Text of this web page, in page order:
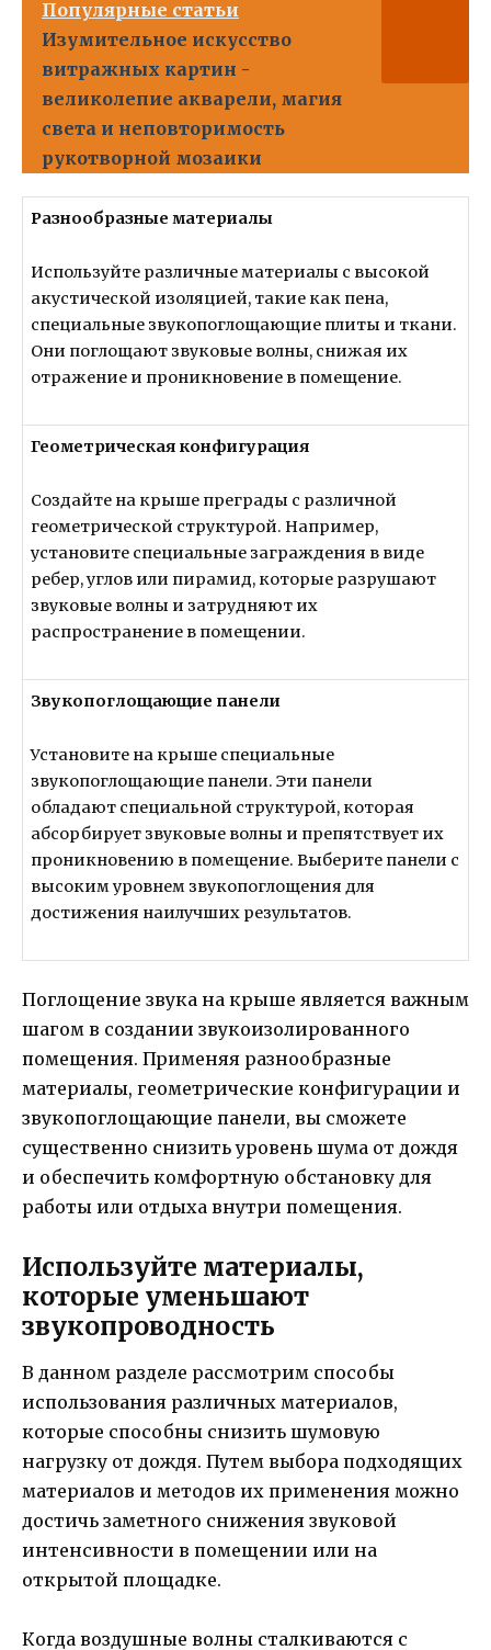
Популярные статьи
Изумительное искусство
витражных картин -
великолепие акварели, магия
света и неповторимость
рукотворной мозаики
Разнообразные материалы
Используйте различные материалы с высокой
акустической изоляцией, такие как пена,
специальные звукопоглощающие плиты и ткани.
Они поглощают звуковые волны, снижая их
отражение и проникновение в помещение.
Геометрическая конфигурация
Создайте на крыше преграды с различной
геометрической структурой. Например,
установите специальные заграждения в виде
ребер, углов или пирамид, которые разрушают
звуковые волны и затрудняют их
распространение в помещении.
Звукопоглощающие панели
Установите на крыше специальные
звукопоглощающие панели. Эти панели
обладают специальной структурой, которая
абсорбирует звуковые волны и препятствует их
проникновению в помещение. Выберите панели с
высоким уровнем звукопоглощения для
достижения наилучших результатов.
Поглощение звука на крыше является важным
шагом в создании звукоизолированного
помещения. Применяя разнообразные
материалы, геометрические конфигурации и
звукопоглощающие панели, вы сможете
существенно снизить уровень шума от дождя
и обеспечить комфортную обстановку для
работы или отдыха внутри помещения.
Используйте материалы,
которые уменьшают
звукопроводность
В данном разделе рассмотрим способы
использования различных материалов,
которые способны снизить шумовую
нагрузку от дождя. Путем выбора подходящих
материалов и методов их применения можно
достичь заметного снижения звуковой
интенсивности в помещении или на
открытой площадке.
Когда воздушные волны сталкиваются с